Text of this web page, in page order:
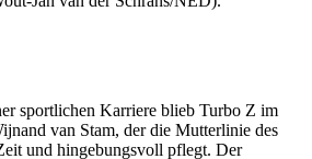
sportlichen Karriere blieb Turbo Z im
van Stam, der die Mutterlinie des
und hingebungsvoll pflegt. Der